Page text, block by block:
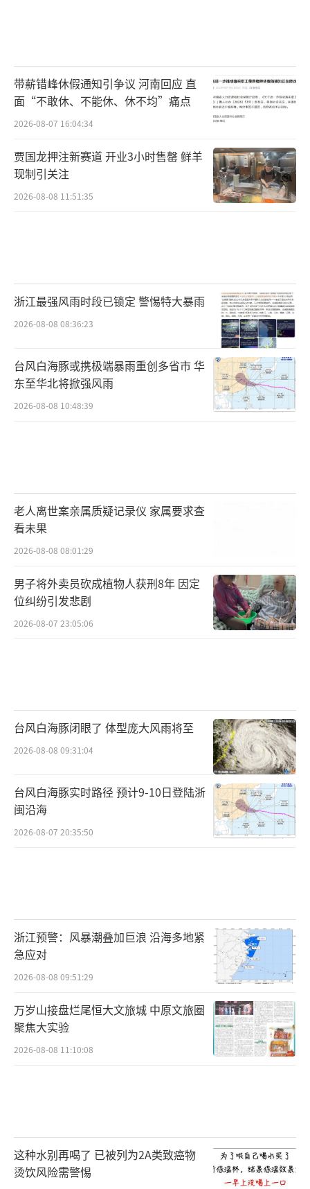
带薪错峰休假通知引争议 河南回应 直
面“不敢休、不能休、休不均”痛点
2026-08-07 16:04:34
贾国龙押注新赛道 开业3小时售罄 鲜羊
现制引关注
2026-08-08 11:51:35
浙江最强风雨时段已锁定 警惕特大暴雨
2026-08-08 08:36:23
台风白海豚或携极端暴雨重创多省市 华
东至华北将掀强风雨
2026-08-08 10:48:39
老人离世案亲属质疑记录仪 家属要求查
看未果
2026-08-08 08:01:29
男子将外卖员砍成植物人获刑8年 因定
位纠纷引发悲剧
2026-08-07 23:05:06
台风白海豚闭眼了 体型庞大风雨将至
2026-08-08 09:31:04
台风白海豚实时路径 预计9-10日登陆浙
闽沿海
2026-08-07 20:35:50
浙江预警：风暴潮叠加巨浪 沿海多地紧
急应对
2026-08-08 09:51:29
万岁山接盘烂尾恒大文旅城 中原文旅圈
聚焦大实验
2026-08-08 11:10:08
这种水别再喝了 已被列为2A类致癌物
烫饮风险需警惕